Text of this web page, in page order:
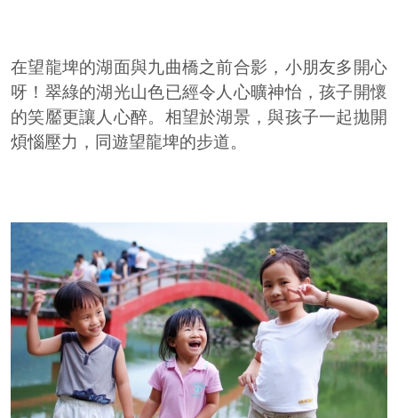
在望龍埤的湖面與九曲橋之前合影，小朋友多開心
呀！翠綠的湖光山色已經令人心曠神怡，孩子開懷
的笑靨更讓人心醉。相望於湖景，與孩子一起拋開
煩惱壓力，同遊望龍埤的步道。